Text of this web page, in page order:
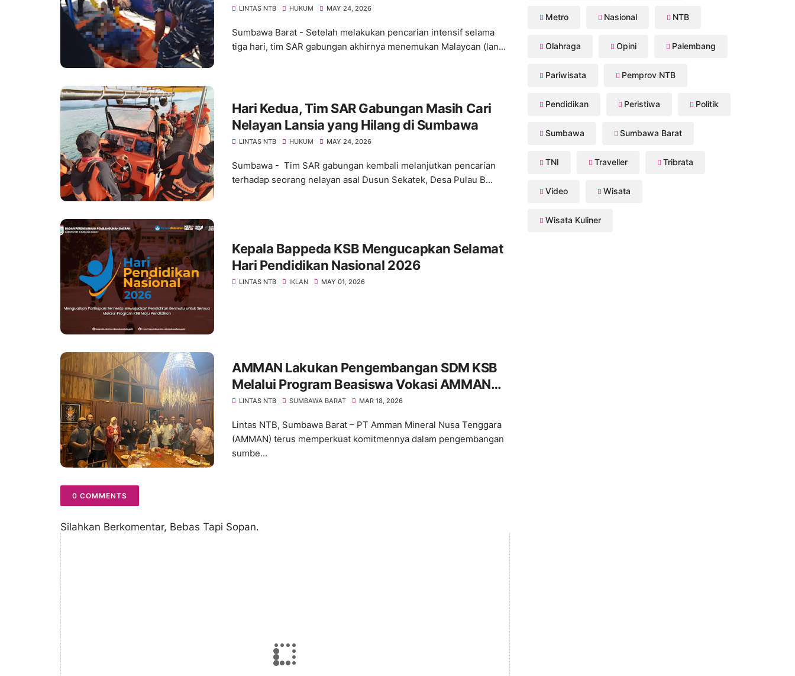
LINTAS NTB HUKUM MAY 24, 2026
Sumbawa Barat - Setelah melakukan pencarian intensif selama
tiga hari, tim SAR gabungan akhirnya menemukan Malayoan (lan...
Hari Kedua, Tim SAR Gabungan Masih Cari
Nelayan Lansia yang Hilang di Sumbawa
LINTAS NTB HUKUM MAY 24, 2026
Sumbawa - Tim SAR gabungan kembali melanjutkan pencarian
terhadap seorang nelayan asal Dusun Sekatek, Desa Pulau B...
Kepala Bappeda KSB Mengucapkan Selamat
Hari Pendidikan Nasional 2026
LINTAS NTB IKLAN MAY 01, 2026
AMMAN Lakukan Pengembangan SDM KSB
Melalui Program Beasiswa Vokasi AMMAN
Scholars
LINTAS NTB SUMBAWA BARAT MAR 18, 2026
Lintas NTB, Sumbawa Barat – PT Amman Mineral Nusa Tenggara
(AMMAN) terus memperkuat komitmennya dalam pengembangan
sumbe...
0 COMMENTS
Silahkan Berkomentar, Bebas Tapi Sopan.
Metro Nasional NTB
Olahraga Opini Palembang
Pariwisata Pemprov NTB
Pendidikan Peristiwa Politik
Sumbawa Sumbawa Barat
TNI Traveller Tribrata
Video Wisata
Wisata Kuliner